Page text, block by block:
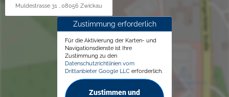
Muldestrasse 31 , 08056 Zwickau
Zustimmung erforderlich
Für die Aktivierung der Karten- und
Navigationsdienste ist Ihre
Zustimmung zu den
Datenschutzrichtlinien vom
Drittanbieter Google LLC erforderlich.
Zustimmen und